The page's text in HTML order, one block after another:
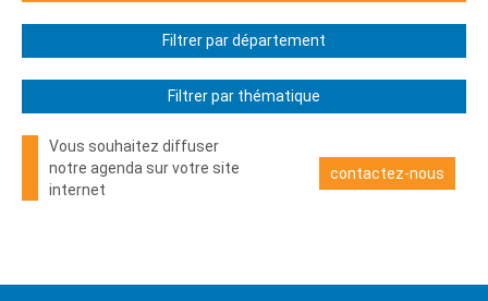
Filtrer par département
Filtrer par thématique
Vous souhaitez diffuser
notre agenda sur votre site
internet
contactez-nous